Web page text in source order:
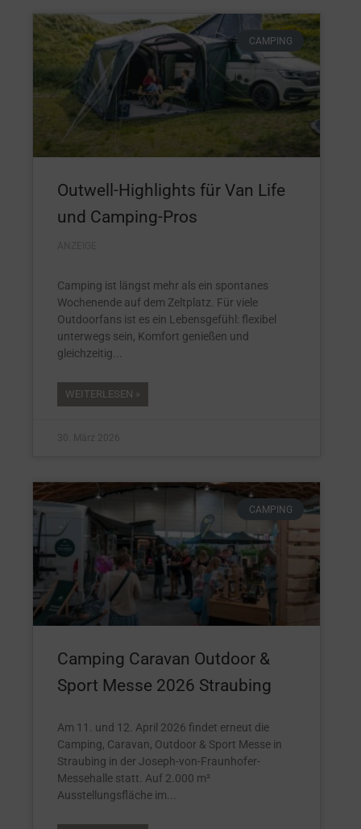
CAMPING
Outwell-Highlights für Van Life
und Camping-Pros
Camping ist längst mehr als ein spontanes
Wochenende auf dem Zeltplatz. Für viele
Outdoorfans ist es ein Lebensgefühl: flexibel
unterwegs sein, Komfort genießen und
gleichzeitig
WEITERLESEN »
30. März 2026
CAMPING
Camping Caravan Outdoor &
Sport Messe 2026 Straubing
Am 11. und 12. April 2026 findet erneut die
Camping, Caravan, Outdoor & Sport Messe in
Straubing in der Joseph-von-Fraunhofer-
Messehalle statt. Auf 2.000 m²
Ausstellungsfläche im